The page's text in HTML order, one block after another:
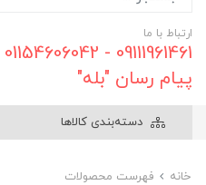
ارتباط با ما
پیام رسان "بله"
دسته‌بندی کالاها
خانه
فهرست محصولات